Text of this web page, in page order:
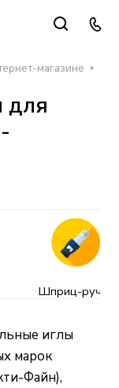
магазине
для
Шприц-ручки
иглы
марок
Файн),